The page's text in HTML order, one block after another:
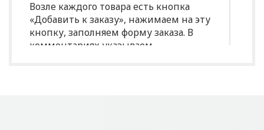
Возле каждого товара есть кнопка
«Добавить к заказу», нажимаем на эту
кнопку, заполняем форму заказа. В
комментариях указываем